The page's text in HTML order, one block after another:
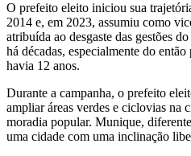
O prefeito eleito iniciou sua
2014 e, em 2023, assumiu como
atribuída ao desgaste das gestões
há décadas, especialmente do
havia 12 anos.
Durante a campanha, o prefeito
ampliar áreas verdes e ciclovias na
moradia popular. Munique,
uma cidade com uma inclinação